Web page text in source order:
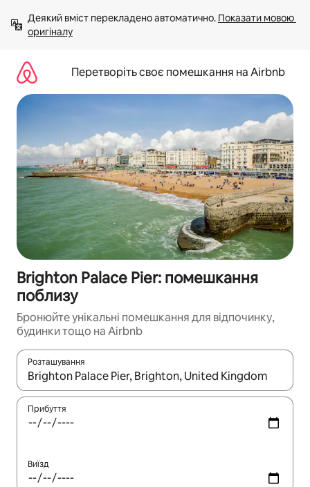
вмісту
Деякий вміст перекладено автоматично. Показати мовою
оригіналу
Перетворіть своє помешкання на Airbnb
Brighton Palace Pier: помешкання
поблизу
Бронюйте унікальні помешкання для відпочинку,
будинки тощо на Airbnb
Розташування
Отримавши результати пошуку, використовуйте для
Прибуття
Виїзд